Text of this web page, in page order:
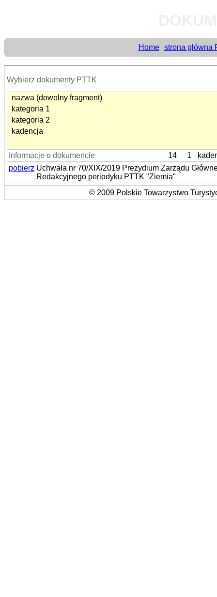
Home strona główna
Wybierz dokumenty PTTK
nazwa (dowolny fragment)
kategoria 1
kategoria 2
kadencja
Informacje o dokumencie 14 1
pobierz Uchwała nr 70/XIX/2019 Prezydium Zarządu
Redakcyjnego periodyku PTTK "Ziemia"
© 2009 Polskie Towarzystwo